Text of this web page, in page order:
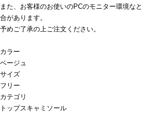
また、お客様のお使いのPCのモニター環境な
合があります。
予めご了承の上ご注文ください。
カラー
ベージュ
サイズ
フリー
カテゴリ
トップスキャミソール